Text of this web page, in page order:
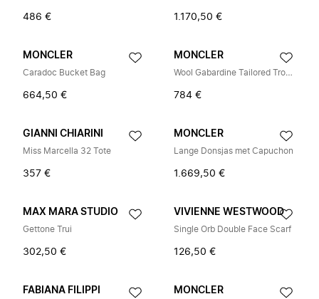
486 € 1.170,50 €
MONCLER
Caradoc Bucket Bag
664,50 €
MONCLER
Wool Gabardine Tailored Trousers
784 €
GIANNI CHIARINI
Miss Marcella 32 Tote
357 €
MONCLER
Lange Donsjas met Capuchon
1.669,50 €
MAX MARA STUDIO
Gettone Trui
302,50 €
VIVIENNE WESTWOOD
Single Orb Double Face Scarf
126,50 €
FABIANA FILIPPI MONCLER